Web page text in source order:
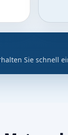
Sie schnell